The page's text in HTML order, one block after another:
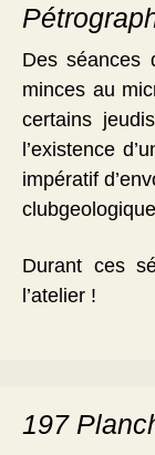
Des séances
minces au
certains
l’existence
impératif
Durant ces
l’atelier !
197